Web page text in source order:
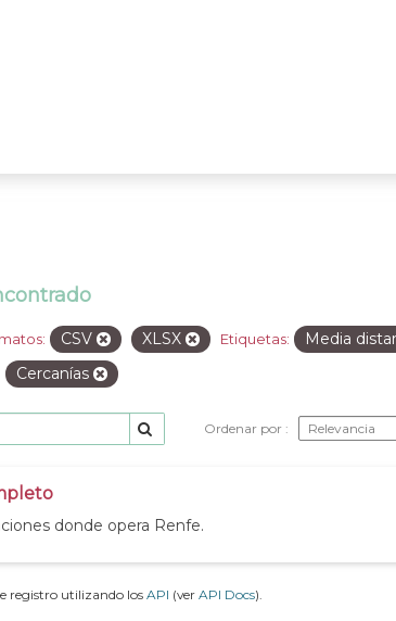
CSV XLSX Etiquetas:
Media
Cercanías
Ordenar por
donde opera Renfe.
registro utilizando losAPI (ver API Docs).